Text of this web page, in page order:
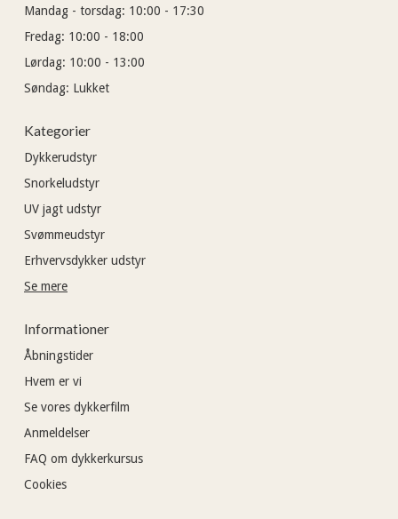
Mandag - torsdag: 10:00 - 17:30
Fredag: 10:00 - 18:00
Lørdag: 10:00 - 13:00
Søndag: Lukket
Kategorier
Dykkerudstyr
Snorkeludstyr
UV jagt udstyr
Svømmeudstyr
Erhvervsdykker udstyr
Se mere
Informationer
Åbningstider
Hvem er vi
Se vores dykkerfilm
Anmeldelser
FAQ om dykkerkursus
Cookies